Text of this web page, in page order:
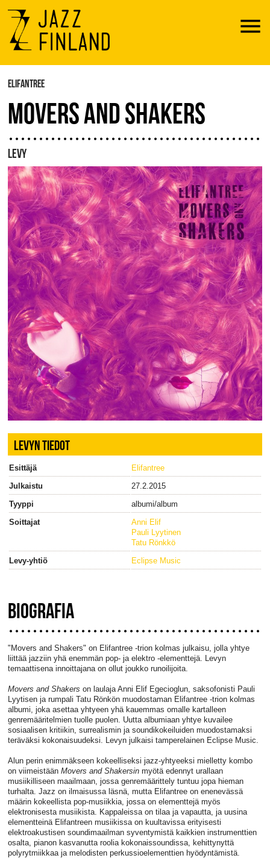
Menu
ELIFANTREE
MOVERS AND SHAKERS
LEVY
LEVYN TIEDOT
Esittäjä
Elifantree
Julkaistu
27.2.2015
Tyyppi
albumi/album
Soittajat
Anni Elif
Pauli Lyytinen
Tatu Rönkkö
Levy-yhtiö
Eclipse Music
BIOGRAFIA
"Movers and Shakers" on Elifantree -trion kolmas julkaisu, jolla yhtye
liittää jazziin yhä enemmän pop- ja elektro -elementtejä. Levyn
temaattisena innoittajana on ollut joukko runoilijoita.
Movers and Shakers on laulaja Anni Elif Egecioglun, saksofonisti Pauli
Lyytisen ja rumpali Tatu Rönkön muodostaman Elifantree -trion kolmas
albumi, joka asettaa yhtyeen yhä kauemmas omalle kartalleen
genremääritelmien tuolle puolen. Uutta albumiaan yhtye kuvailee
sosiaalisen kritiikin, surrealismin ja soundikokeiluiden muodostamaksi
teräväksi kokonaisuudeksi. Levyn julkaisi tamperelainen Eclipse Music.
Alun perin enimmäkseen kokeelliseksi jazz-yhtyeeksi mielletty kombo
on viimeistään Movers and Shakersinmyötä edennyt urallaan
musiikilliseen maailmaan, jossa genremäärittely tuntuu jopa hieman
turhalta. Jazz on ilmaisussa läsnä, mutta Elifantree on enenevässä
määrin kokeellista pop-musiikkia, jossa on elementtejä myös
elektronisesta musiikista. Kappaleissa on tilaa ja vapautta, ja uusina
elementteinä Elifantreen musiikissa on kuultavissa erityisesti
elektroakustisen soundimaailman syventymistä kaikkien instrumenttien
osalta, pianon kasvanutta roolia kokonaissoundissa, kehittynyttä
polyrytmiikkaa ja melodisten perkussioelementtien hyödyntämistä.